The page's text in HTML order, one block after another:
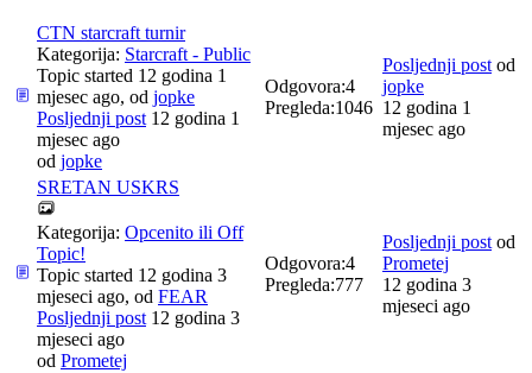
CTN starcraft turnir
Kategorija: Starcraft - Public
Topic started 12 godina 1
mjesec ago, od jopke
Posljednji post 12 godina 1
mjesec ago
od jopke
Odgovora:4
Pregleda:1046
Posljednji post od
jopke
12 godina 1
mjesec ago
SRETAN USKRS
Kategorija: Opcenito ili Off
Topic!
Topic started 12 godina 3
mjeseci ago, od FEAR
Posljednji post 12 godina 3
mjeseci ago
od Prometej
Odgovora:4
Pregleda:777
Posljednji post od
Prometej
12 godina 3
mjeseci ago